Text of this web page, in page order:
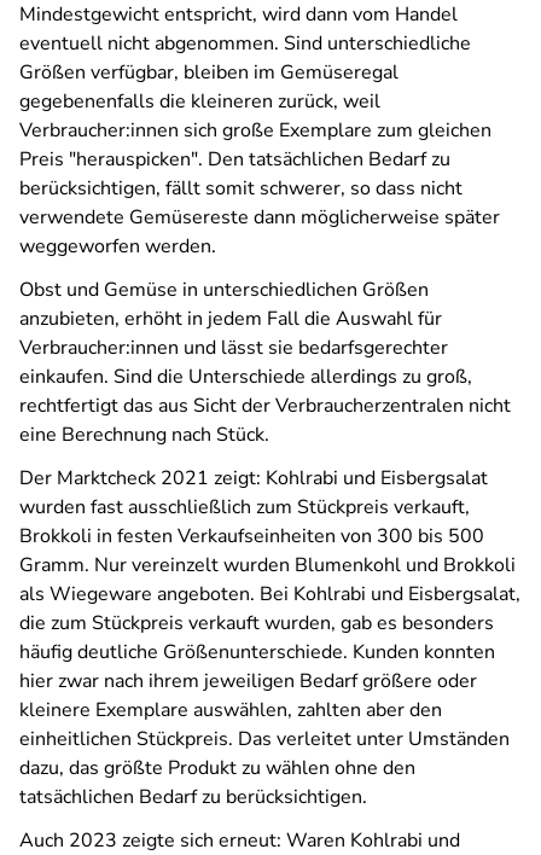
Mindestgewicht entspricht, wird dann vom Handel
eventuell nicht abgenommen. Sind unterschiedliche
Größen verfügbar, bleiben im Gemüseregal
gegebenenfalls die kleineren zurück, weil
Verbraucher:innen sich große Exemplare zum gleichen
Preis "herauspicken". Den tatsächlichen Bedarf zu
berücksichtigen, fällt somit schwerer, so dass nicht
verwendete Gemüsereste dann möglicherweise später
weggeworfen werden.
Obst und Gemüse in unterschiedlichen Größen
anzubieten, erhöht in jedem Fall die Auswahl für
Verbraucher:innen und lässt sie bedarfsgerechter
einkaufen. Sind die Unterschiede allerdings zu groß,
rechtfertigt das aus Sicht der Verbraucherzentralen nicht
eine Berechnung nach Stück.
Der Marktcheck 2021 zeigt: Kohlrabi und Eisbergsalat
wurden fast ausschließlich zum Stückpreis verkauft,
Brokkoli in festen Verkaufseinheiten von 300 bis 500
Gramm. Nur vereinzelt wurden Blumenkohl und Brokkoli
als Wiegeware angeboten. Bei Kohlrabi und Eisbergsalat,
die zum Stückpreis verkauft wurden, gab es besonders
häufig deutliche Größenunterschiede. Kunden konnten
hier zwar nach ihrem jeweiligen Bedarf größere oder
kleinere Exemplare auswählen, zahlten aber den
einheitlichen Stückpreis. Das verleitet unter Umständen
dazu, das größte Produkt zu wählen ohne den
tatsächlichen Bedarf zu berücksichtigen.
Auch 2023 zeigte sich erneut: Waren Kohlrabi und